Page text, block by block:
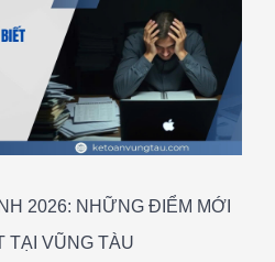
– Thuế
doanh nghiệp
2026: NHỮNG ĐIỂM MỚI
TẠI VŨNG TÀU